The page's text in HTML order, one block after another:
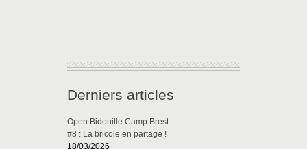
Derniers articles
Open Bidouille Camp Brest
#8 : La bricole en partage !
18/03/2026